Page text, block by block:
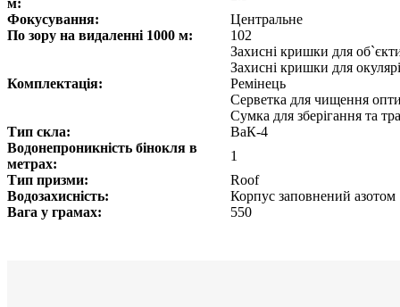
Фокусування:
Центральне
По зору на видаленні 1000 м:
102
Комплектація:
Захисні кришки для
Захисні кришки для
Ремінець
Серветка для чищення
Сумка для зберігання та
Тип скла:
ВаК-4
Водонепроникність бінокля в
метрах:
1
Тип призми:
Roof
Водозахисність:
Корпус заповнений азотом
Вага у грамах:
550